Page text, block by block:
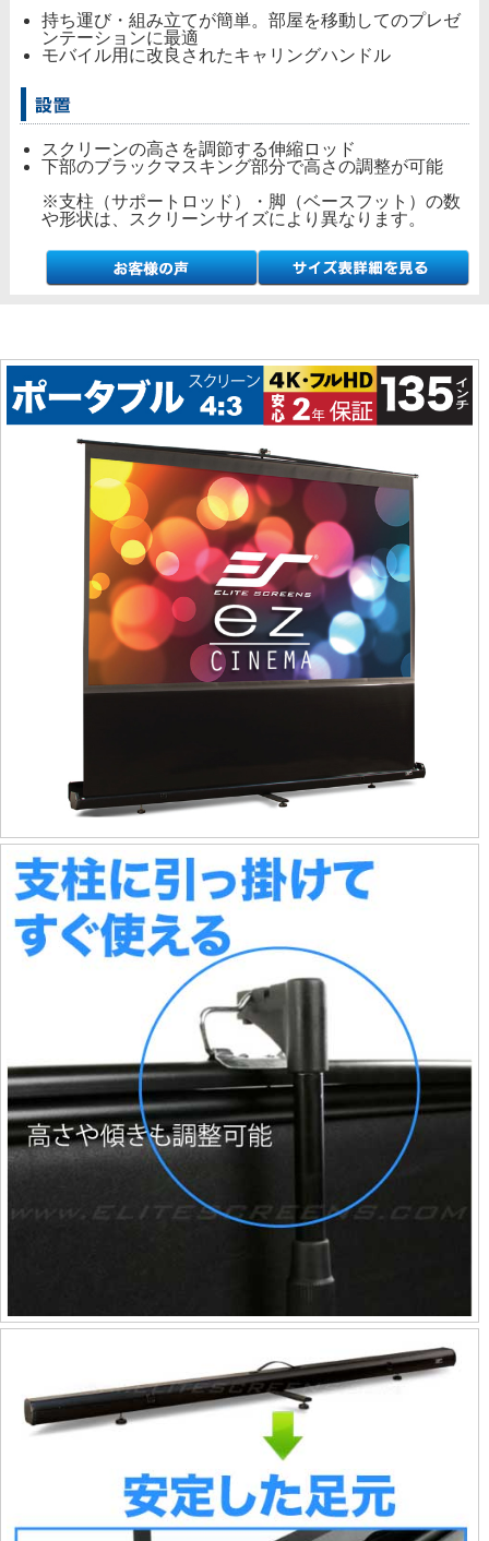
持ち運び・組み立てが簡単。部屋を移動してのプレゼ
ンテーションに最適
モバイル用に改良されたキャリングハンドル
スクリーンの高さを調節する伸縮ロッド
下部のブラックマスキング部分で高さの調整が可能
※支柱（サポートロッド）・脚（ベースフット）の数
や形状は、スクリーンサイズにより異なります。